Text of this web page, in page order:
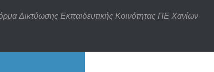
Δικτύωσης Εκπαιδευτικής Κοινότητας ΠΕ Χανίων